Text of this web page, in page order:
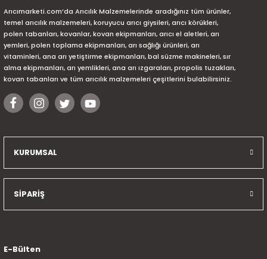
Arıcımarketi.com’da Arıcılık Malzemelerinde aradığınız tüm ürünler,
temel arıcılık malzemeleri, koruyucu arıcı giysileri, arıcı körükleri,
polen tabanları, kovanlar, kovan ekipmanları, arıcı el aletleri, arı
yemleri, polen toplama ekipmanları, arı sağlığı ürünleri, arı
vitaminleri, ana arı yetiştirme ekipmanları, bal süzme makineleri, sır
alma ekipmanları, arı yemlikleri, ana arı ızgaraları, propolis tuzakları,
kovan tabanları ve tüm arıcılık malzemeleri çeşitlerini bulabilirsiniz.
KURUMSAL
SİPARİŞ
E-Bülten